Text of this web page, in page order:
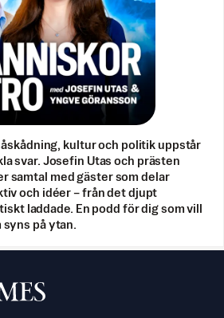
kultur och politik uppstår
svar. Josefin Utas och prästen
samtal med gäster som delar
och idéer – från det djupt
laddade. En podd för dig som vill
på ytan.